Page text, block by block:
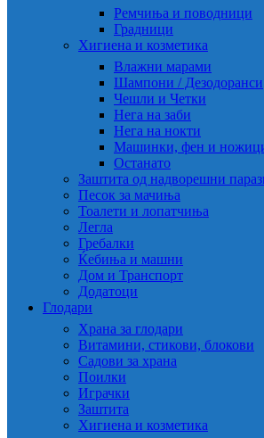
Ремчиња и поводници
Градници
Хигиена и козметика
Влажни марами
Шампони / Дезодоранси
Чешли и Четки
Нега на заби
Нега на нокти
Машинки, фен и
Останато
Заштита од надворешни
Песок за мачиња
Тоалети и лопатчиња
Легла
Гребалки
Ќебиња и машни
Дом и Транспорт
Додатоци
Глодари
Храна за глодари
Витамини, стикови, блокови
Садови за храна
Поилки
Играчки
Заштита
Хигиена и козметика